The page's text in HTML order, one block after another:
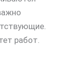
работ.